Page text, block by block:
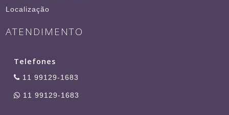
Localização
ATENDIMENTO
Telefones
11 99129-1683
11 99129-1683